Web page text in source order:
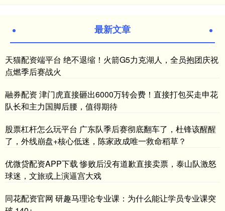
最新文章
天猫配资端平台 绝不退缩！火箭G5力克湖人，全员抱团庆祝
点燃季后赛战火
融券配资 津门虎直接砸出6000万转会费！直接打包买走申花
队长和主力国脚后腰，值得期待
股票杠杆怎么玩平台 广东队季后赛彻底翻车了，杜锋该醒醒
了，外线崩盘+核心低迷，陈家政成唯一救命稻草？
优微贷配资APP下载 惨败后没有道歉直接卖票，泰山队激怒
球迷，文旅或上演逼宫大戏
同花配资官网 研趣马理论专业课：为什么能让学员专业课突